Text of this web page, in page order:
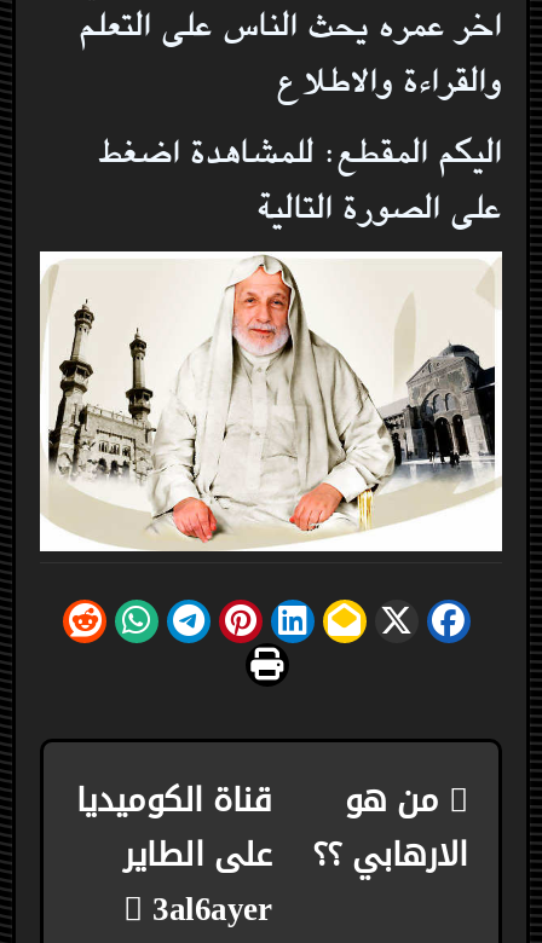
اخر عمره يحث الناس على التعلم
والقراءة والاطلاع
اليكم المقطع: للمشاهدة اضغط
على الصورة التالية
تصفّح
المقالات
من هو
الارهابي ؟؟
قناة الكوميديا
على الطاير
3al6ayer